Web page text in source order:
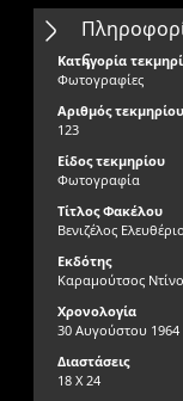
ς
Κατηγορία
Φωτογραφίες
Αριθμός τεκμηρίου
123
Είδος τεκμηρίου
Φωτογραφία
Τίτλος Φακέλου
Βενιζέλος
Εκδότης
Καραμούτσος
Χρονολογία
30 Αυγούστου 1964
Διαστάσεις
18 Χ 24